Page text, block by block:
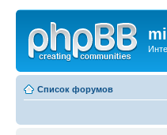
Список форумов